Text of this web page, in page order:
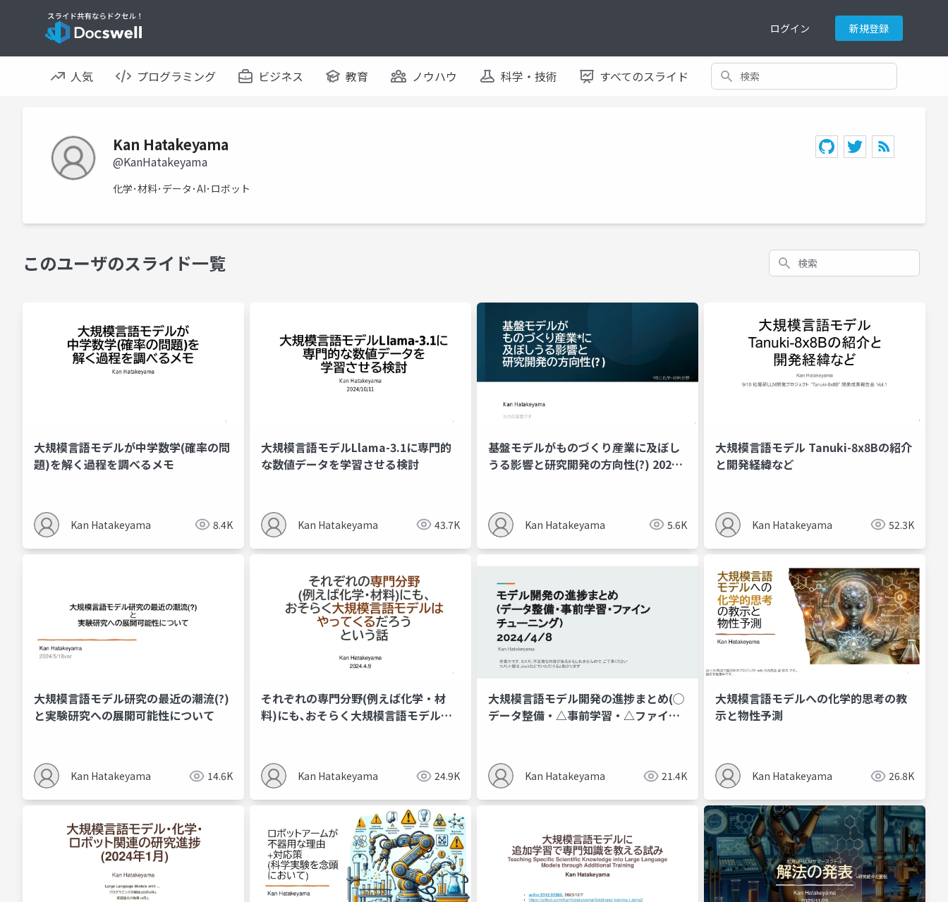
ログイン 新規登録
人気 プログラミング ビジネス 教育 ノウハウ 科学・技術 すべてのスライド 検索
Kan Hatakeyama
@KanHatakeyama
化学･材料･データ･AI･ロボット
このユーザのスライド一覧 検索
大規模言語モデルが中学数学(確率の問
題)を解く過程を調べるメモ
Kan Hatakeyama 8.4K
大規模言語モデルLlama-3.1に専門的
な数値データを学習させる検討
Kan Hatakeyama 43.7K
基盤モデルがものづくり産業に及ぼし
うる影響と研究開発の方向性(?) 2024
Kan Hatakeyama 5.6K
大規模言語モデル Tanuki-8x8Bの紹介
と開発経緯など
Kan Hatakeyama 52.3K
大規模言語モデル研究の最近の潮流(?)
と実験研究への展開可能性について
Kan Hatakeyama 14.6K
それぞれの専門分野(例えば化学・材
料)にも､おそらく大規模言語モデルは
Kan Hatakeyama 24.9K
大規模言語モデル開発の進捗まとめ(◯
データ整備・△事前学習・△ファイン
Kan Hatakeyama 21.4K
大規模言語モデルへの化学的思考の教
示と物性予測
Kan Hatakeyama 26.8K